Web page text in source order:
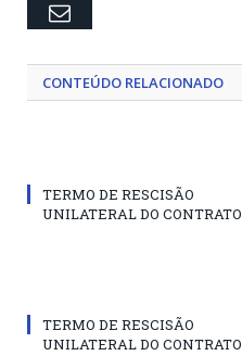
Email
CONTEÚDO RELACIONADO
TERMO DE RESCISÃO
UNILATERAL DO CONTRATO
TERMO DE RESCISÃO
UNILATERAL DO CONTRATO